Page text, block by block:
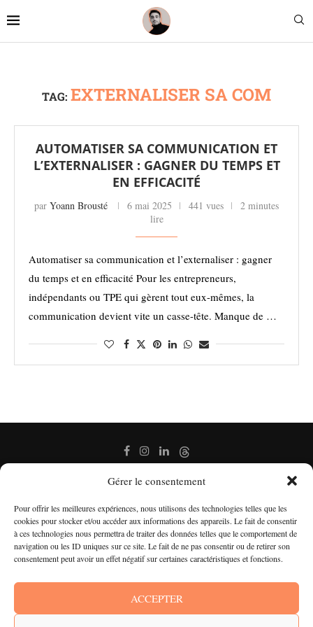
Gérer le consentement
Pour offrir les meilleures expériences, nous utilisons des technologies telles que les
cookies pour stocker et/ou accéder aux informations des appareils. Le fait de consentir
à ces technologies nous permettra de traiter des données telles que le comportement de
navigation ou les ID uniques sur ce site. Le fait de ne pas consentir ou de retirer son
consentement peut avoir un effet négatif sur certaines caractéristiques et fonctions.
ACCEPTER
TAG: EXTERNALISER SA COM
AUTOMATISER SA COMMUNICATION ET
L’EXTERNALISER : GAGNER DU TEMPS ET
EN EFFICACITÉ
par Yoann Brousté 6 mai 2025 441 vues
2 minutes
lire
Automatiser sa communication et l’externaliser : gagner
du temps et en efficacité Pour les entrepreneurs,
indépendants ou TPE qui gèrent tout eux-mêmes, la
communication devient vite un casse-tête. Manque de …